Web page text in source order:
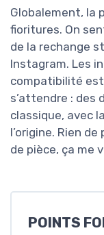
Globalement, la
fioritures. On
de la rechange
Instagram. Les
compatibilité est
s’attendre : des
classique, avec
l’origine. Rien
de pièce, ça me
POINTS